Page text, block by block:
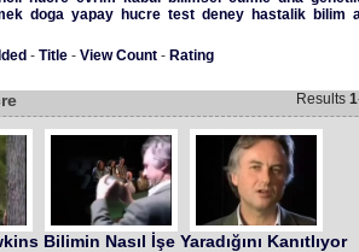
doga yapay hucre test deney hastalik bilim
- Title- View Count- Rating
Results 1
Bilimin Nasıl İşe Yaradığını Kanıtlıyor